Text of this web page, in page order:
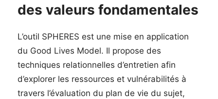
des valeurs fondamentales
L’outil SPHERES est une mise en application
du Good Lives Model. Il propose des
techniques relationnelles d’entretien afin
d’explorer les ressources et vulnérabilités à
travers l’évaluation du plan de vie du sujet,